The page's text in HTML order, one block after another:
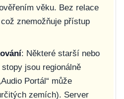
věku. Bez relace
znemožňuje přístup
: Některé starší nebo
jsou regionálně
Portál“ může
zemích). Server